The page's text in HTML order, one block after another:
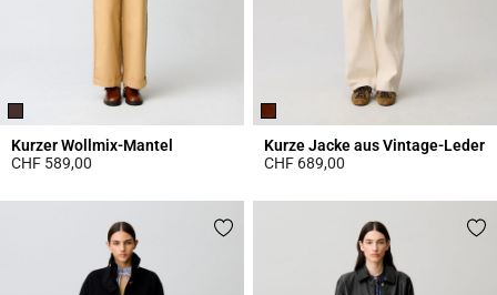
Kurzer Wollmix-Mantel
CHF 589,00
Kurze Jacke aus Vintage-Leder
CHF 689,00